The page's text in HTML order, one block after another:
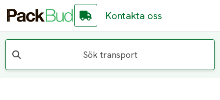
Kontakta oss
Sök transport